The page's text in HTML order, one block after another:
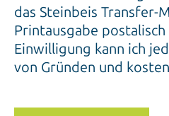
das Steinbeis Transfer-
Printausgabe
Einwilligung kann ich
von Gründen und